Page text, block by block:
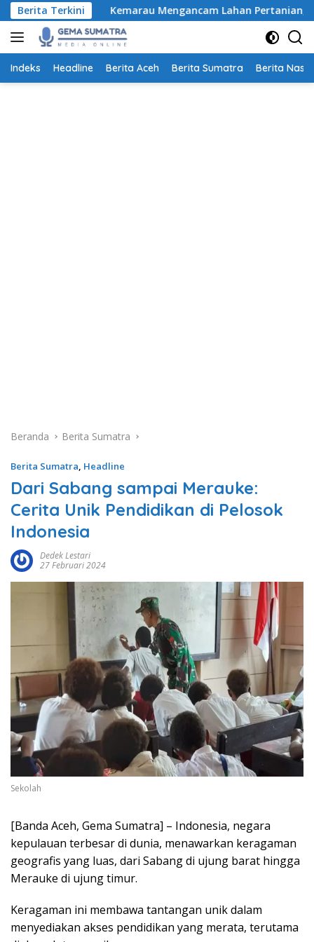
Langsung
ke
konten
Berita Terkini
Kemarau Mengancam Lahan Pertanian, Petani Aceh
Indeks Headline Berita Aceh Berita Sumatra Berita
Beranda Berita Sumatra
Berita Sumatra, Headline
Dari Sabang sampai Merauke:
Cerita Unik Pendidikan di Pelosok
Indonesia
Dedek Lestari
27 Februari 2024
Sekolah
[Banda Aceh, Gema Sumatra] – Indonesia, negara
kepulauan terbesar di dunia, menawarkan keragaman
geografis yang luas, dari Sabang di ujung barat hingga
Merauke di ujung timur.
Keragaman ini membawa tantangan unik dalam
menyediakan akses pendidikan yang merata, terutama